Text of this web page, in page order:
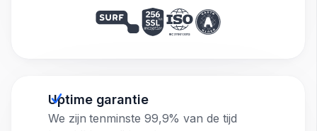
Uptime garantie
We zijn tenminste 99,9% van de tijd